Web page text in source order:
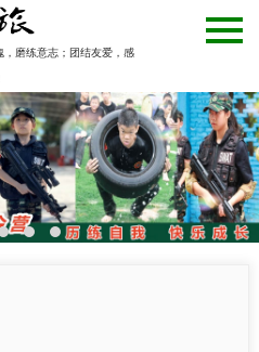
磨练意志；团结友爱，感